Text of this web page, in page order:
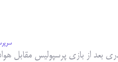
بعد از بازی پرسپولیس مقابل